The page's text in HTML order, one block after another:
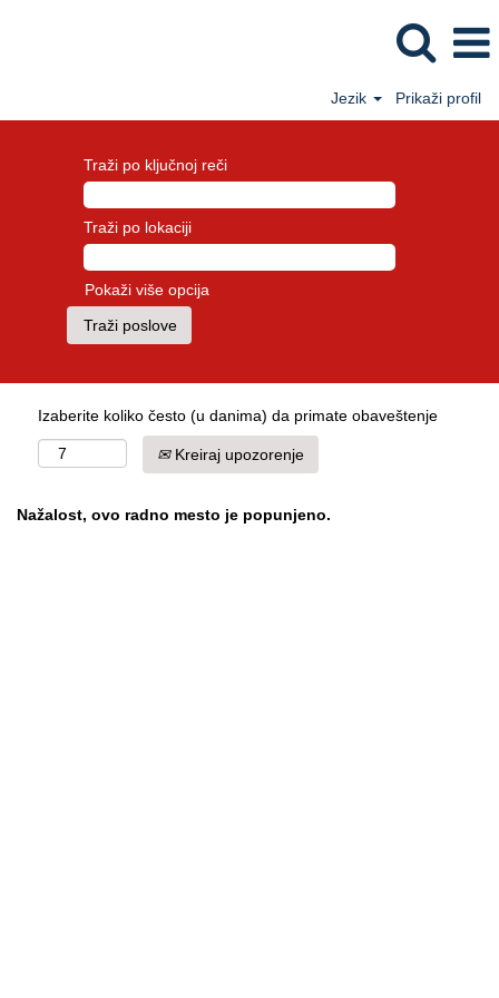
Jezik Prikaži profil
Traži po ključnoj reči
Traži po lokaciji
Pokaži više opcija
Izaberite koliko često (u danima) da primate obaveštenje
Kreiraj upozorenje
Nažalost, ovo radno mesto je popunjeno.